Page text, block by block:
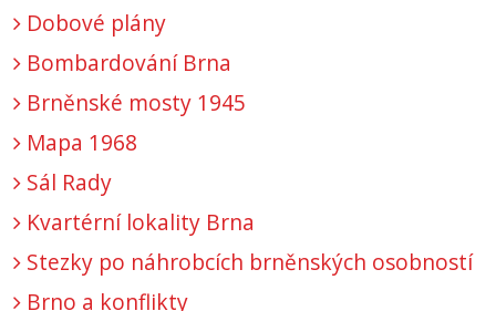
Dobové plány
Bombardování Brna
Brněnské mosty 1945
Mapa 1968
Sál Rady
Kvartérní lokality Brna
Stezky po náhrobcích brněnských osobností
Brno a konflikty